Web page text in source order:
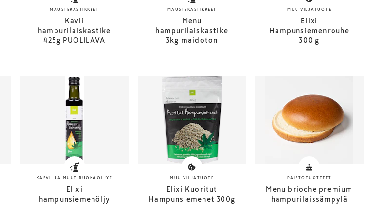
MAUSTEKASTIKKEET
Kavli
hampurilaiskastike
425g PUOLILAVA
MAUSTEKASTIKKEET
Menu
hampurilaiskastike
3kg maidoton
MUU VILJATUOTE
Elixi
Hampunsiemenrouhe
300 g
KASVI- JA MUUT RUOKAÖLJYT
Elixi
hampunsiemenöljy
MUU VILJATUOTE
Elixi Kuoritut
Hampunsiemenet 300g
PAISTOTUOTTEET
Menu brioche premium
hampurilaissämpylä